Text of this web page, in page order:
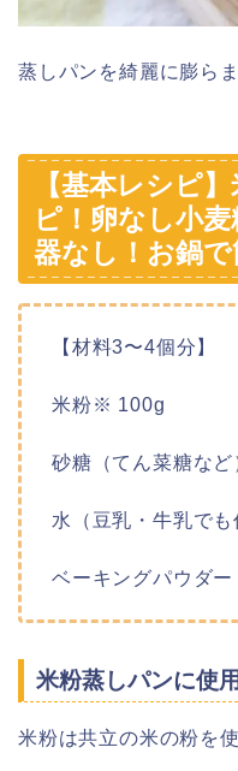
蒸しパンを綺麗に膨ら
【基本レシピ
ピ！卵なし小
器なし！お鍋で
【材料3〜4個分】
米粉※ 100g
砂糖（てん菜糖など
水（豆乳・牛乳で
ベーキングパウダ
米粉蒸しパンに使
米粉は共立の米の粉を